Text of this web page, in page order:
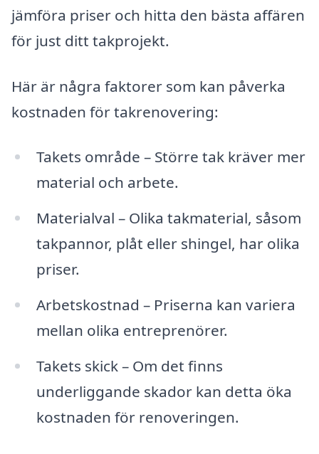
jämföra priser och hitta den bästa affären
för just ditt takprojekt.
Här är några faktorer som kan påverka
kostnaden för takrenovering:
Takets område – Större tak kräver mer
material och arbete.
Materialval – Olika takmaterial, såsom
takpannor, plåt eller shingel, har olika
priser.
Arbetskostnad – Priserna kan variera
mellan olika entreprenörer.
Takets skick – Om det finns
underliggande skador kan detta öka
kostnaden för renoveringen.